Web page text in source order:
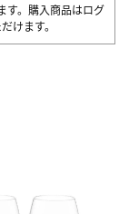
す。購入商品はログ
けます。